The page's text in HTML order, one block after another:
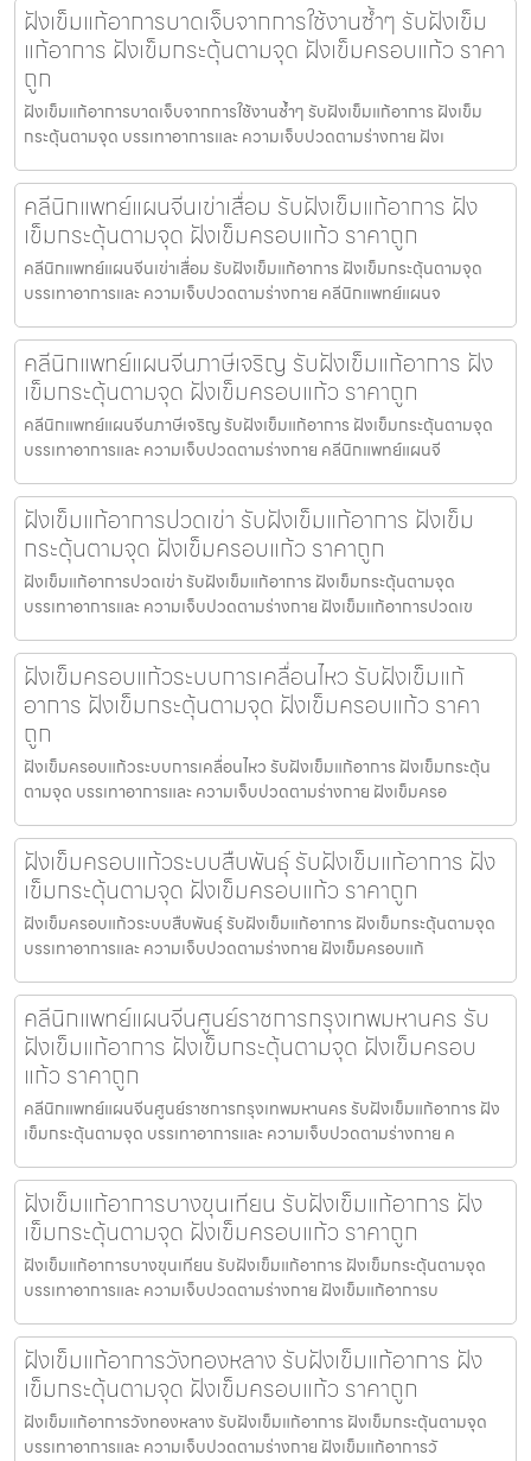
ฝังเข็มแก้อาการบาดเจ็บจากการใช้งานซ้ำๆ รับฝังเข็ม
แก้อาการ ฝังเข็มกระตุ้นตามจุด ฝังเข็มครอบแก้ว ราคา
ถูก
ฝังเข็มแก้อาการบาดเจ็บจากการใช้งานซ้ำๆ รับฝังเข็มแก้อาการ ฝังเข็ม
กระตุ้นตามจุด บรรเทาอาการและ ความเจ็บปวดตามร่างกาย ฝังเ
คลีนิกแพทย์แผนจีนเข่าเสื่อม รับฝังเข็มแก้อาการ ฝัง
เข็มกระตุ้นตามจุด ฝังเข็มครอบแก้ว ราคาถูก
คลีนิกแพทย์แผนจีนเข่าเสื่อม รับฝังเข็มแก้อาการ ฝังเข็มกระตุ้นตามจุด
บรรเทาอาการและ ความเจ็บปวดตามร่างกาย คลีนิกแพทย์แผนจ
คลีนิกแพทย์แผนจีนภาษีเจริญ รับฝังเข็มแก้อาการ ฝัง
เข็มกระตุ้นตามจุด ฝังเข็มครอบแก้ว ราคาถูก
คลีนิกแพทย์แผนจีนภาษีเจริญ รับฝังเข็มแก้อาการ ฝังเข็มกระตุ้นตามจุด
บรรเทาอาการและ ความเจ็บปวดตามร่างกาย คลีนิกแพทย์แผนจี
ฝังเข็มแก้อาการปวดเข่า รับฝังเข็มแก้อาการ ฝังเข็ม
กระตุ้นตามจุด ฝังเข็มครอบแก้ว ราคาถูก
ฝังเข็มแก้อาการปวดเข่า รับฝังเข็มแก้อาการ ฝังเข็มกระตุ้นตามจุด
บรรเทาอาการและ ความเจ็บปวดตามร่างกาย ฝังเข็มแก้อาการปวดเข
ฝังเข็มครอบแก้วระบบการเคลื่อนไหว รับฝังเข็มแก้
อาการ ฝังเข็มกระตุ้นตามจุด ฝังเข็มครอบแก้ว ราคา
ถูก
ฝังเข็มครอบแก้วระบบการเคลื่อนไหว รับฝังเข็มแก้อาการ ฝังเข็มกระตุ้น
ตามจุด บรรเทาอาการและ ความเจ็บปวดตามร่างกาย ฝังเข็มครอ
ฝังเข็มครอบแก้วระบบสืบพันธุ์ รับฝังเข็มแก้อาการ ฝัง
เข็มกระตุ้นตามจุด ฝังเข็มครอบแก้ว ราคาถูก
ฝังเข็มครอบแก้วระบบสืบพันธุ์ รับฝังเข็มแก้อาการ ฝังเข็มกระตุ้นตามจุด
บรรเทาอาการและ ความเจ็บปวดตามร่างกาย ฝังเข็มครอบแก้
คลีนิกแพทย์แผนจีนศูนย์ราชการกรุงเทพมหานคร รับ
ฝังเข็มแก้อาการ ฝังเข็มกระตุ้นตามจุด ฝังเข็มครอบ
แก้ว ราคาถูก
คลีนิกแพทย์แผนจีนศูนย์ราชการกรุงเทพมหานคร รับฝังเข็มแก้อาการ ฝัง
เข็มกระตุ้นตามจุด บรรเทาอาการและ ความเจ็บปวดตามร่างกาย ค
ฝังเข็มแก้อาการบางขุนเทียน รับฝังเข็มแก้อาการ ฝัง
เข็มกระตุ้นตามจุด ฝังเข็มครอบแก้ว ราคาถูก
ฝังเข็มแก้อาการบางขุนเทียน รับฝังเข็มแก้อาการ ฝังเข็มกระตุ้นตามจุด
บรรเทาอาการและ ความเจ็บปวดตามร่างกาย ฝังเข็มแก้อาการบ
ฝังเข็มแก้อาการวังทองหลาง รับฝังเข็มแก้อาการ ฝัง
เข็มกระตุ้นตามจุด ฝังเข็มครอบแก้ว ราคาถูก
ฝังเข็มแก้อาการวังทองหลาง รับฝังเข็มแก้อาการ ฝังเข็มกระตุ้นตามจุด
บรรเทาอาการและ ความเจ็บปวดตามร่างกาย ฝังเข็มแก้อาการวั